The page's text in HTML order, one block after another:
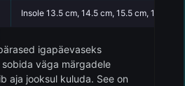
Insole 13.5 cm, 14.5 cm, 15.5 cm, 16 cm
igapäevaseks
väga märgadele
aja jooksul kuluda. See on